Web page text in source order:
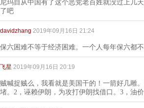
尼玛自从中国有了这个恶党老百姓就没过上几
了吧
davidzhang 2019年09月16日 21:24
保六困难不等于经济困难。一个人每年保六都
飞星 2019年09月16日 20:19
贼喊捉贼么，我看就是美国干的！一箭好几雕
堵。2，诬赖伊朗，为攻打伊朗找借口。3，油